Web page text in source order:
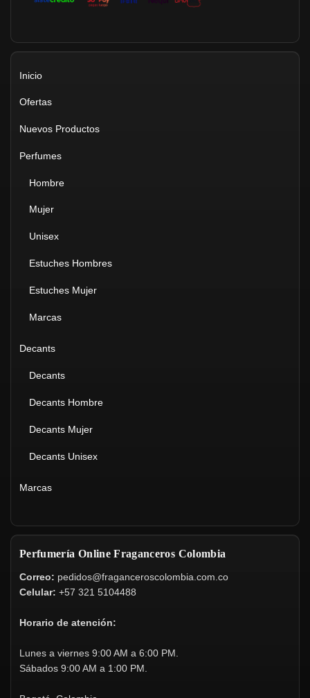
Inicio
Ofertas
Nuevos Productos
Perfumes
Hombre
Mujer
Unisex
Estuches Hombres
Estuches Mujer
Marcas
Decants
Decants
Decants Hombre
Decants Mujer
Decants Unisex
Marcas
Perfumería Online Fraganceros Colombia
Correo: pedidos@fraganceroscolombia.com.co
Celular: +57 321 5104488
Horario de atención:
Lunes a viernes 9:00 AM a 6:00 PM.
Sábados 9:00 AM a 1:00 PM.